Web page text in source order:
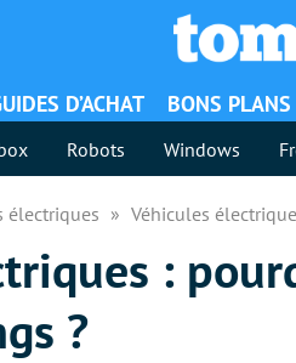
D’ACHAT BONS PLANS
Robots Windows
électriques Véhicules
:
?